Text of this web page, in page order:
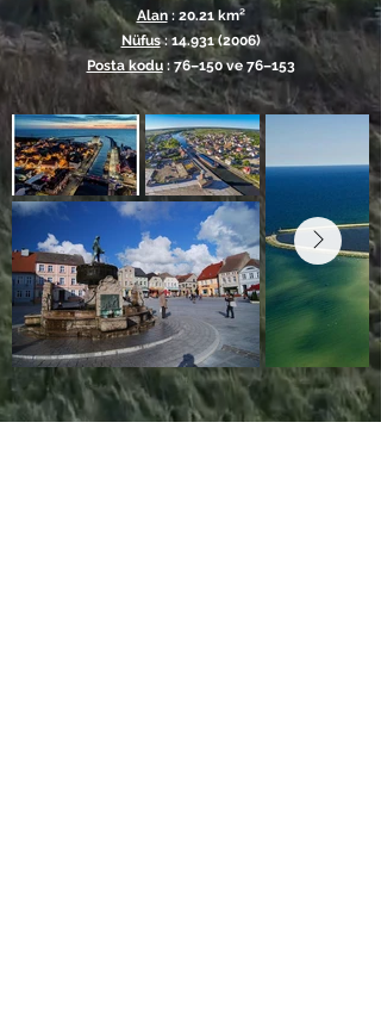
Alan: 20.21 km²
Nüfus: 14.931 (2006)
Posta kodu: 76–150 ve 76–153